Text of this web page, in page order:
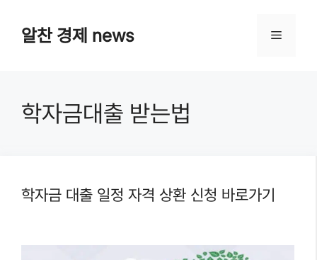
알찬 경제 news Menu
학자금대출 받는법
학자금 대출 일정 자격 상환 신청 바로가기